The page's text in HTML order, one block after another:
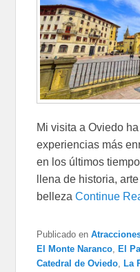
Mi visita a Oviedo
experiencias más
en los últimos
llena de historia,
bellezaContinue
Publicado en
El Monte Naranco, El
Catedral de Oviedo, La